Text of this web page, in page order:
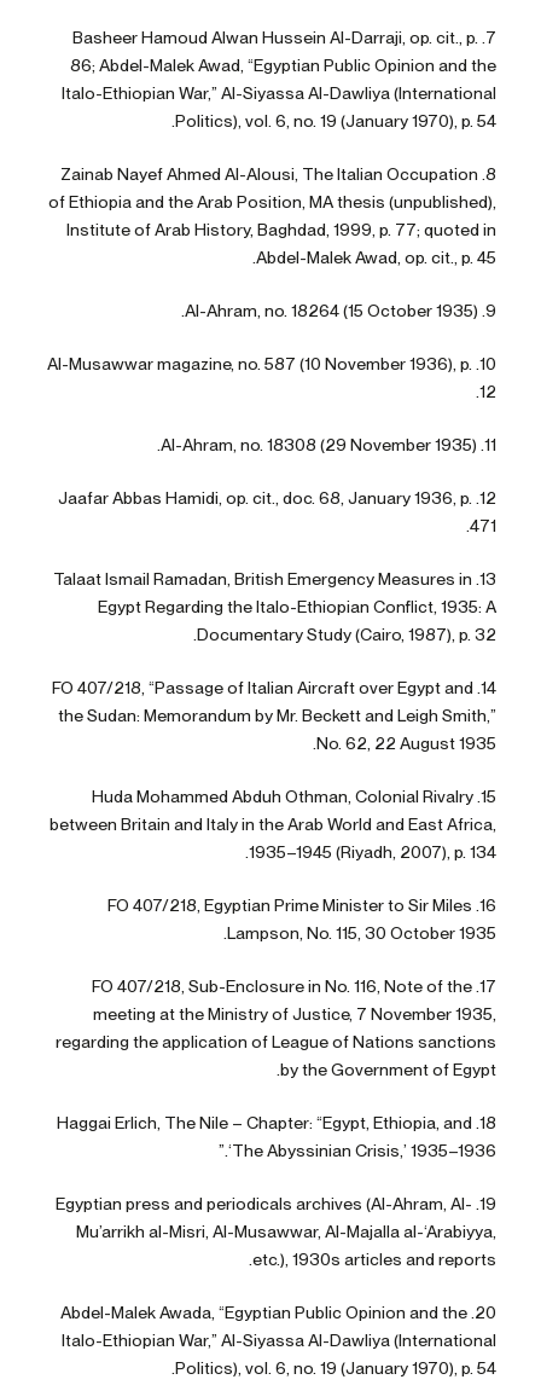
7. Basheer Hamoud Alwan Hussein Al-Darraji, op. cit., p.
86; Abdel-Malek Awad, “Egyptian Public Opinion and the
Italo-Ethiopian War,” Al-Siyassa Al-Dawliya (International
Politics), vol. 6, no. 19 (January 1970), p. 54.
8. Zainab Nayef Ahmed Al-Alousi, The Italian Occupation
of Ethiopia and the Arab Position, MA thesis (unpublished),
Institute of Arab History, Baghdad, 1999, p. 77; quoted in
Abdel-Malek Awad, op. cit., p. 45.
9. Al-Ahram, no. 18264 (15 October 1935).
10. Al-Musawwar magazine, no. 587 (10 November 1936), p.
12.
11. Al-Ahram, no. 18308 (29 November 1935).
12. Jaafar Abbas Hamidi, op. cit., doc. 68, January 1936, p.
471.
13. Talaat Ismail Ramadan, British Emergency Measures in
Egypt Regarding the Italo-Ethiopian Conflict, 1935: A
Documentary Study (Cairo, 1987), p. 32.
14. FO 407/218, “Passage of Italian Aircraft over Egypt and
the Sudan: Memorandum by Mr. Beckett and Leigh Smith,”
No. 62, 22 August 1935.
15. Huda Mohammed Abduh Othman, Colonial Rivalry
between Britain and Italy in the Arab World and East Africa,
1935–1945 (Riyadh, 2007), p. 134.
16. FO 407/218, Egyptian Prime Minister to Sir Miles
Lampson, No. 115, 30 October 1935.
17. FO 407/218, Sub-Enclosure in No. 116, Note of the
meeting at the Ministry of Justice, 7 November 1935,
regarding the application of League of Nations sanctions
by the Government of Egypt.
18. Haggai Erlich, The Nile – Chapter: “Egypt, Ethiopia, and
‘The Abyssinian Crisis,’ 1935–1936.”
19. Egyptian press and periodicals archives (Al-Ahram, Al-
Mu’arrikh al-Misri, Al-Musawwar, Al-Majalla al-‘Arabiyya,
etc.), 1930s articles and reports.
20. Abdel-Malek Awada, “Egyptian Public Opinion and the
Italo-Ethiopian War,” Al-Siyassa Al-Dawliya (International
Politics), vol. 6, no. 19 (January 1970), p. 54.